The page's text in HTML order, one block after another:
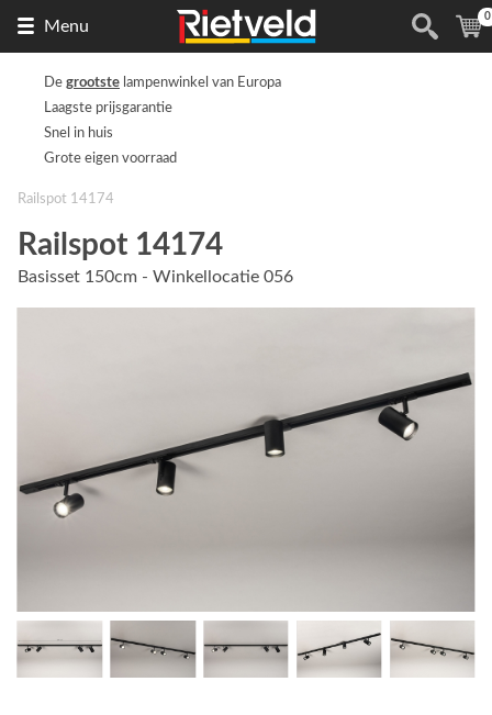
Menu
de
(
0
De grootste lampenwinkel van Europa
Laagste prijsgarantie
Snel in huis
Grote eigen voorraad
Railspot 14174
Railspot 14174
Basisset 150cm - Winkellocatie 056